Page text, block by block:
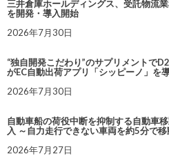
三井倉庫ホールディングス、受託物流
を開発・導入開始
2026年7月30日
“独自開発こだわり”のサプリメントで
がEC自動出荷アプリ「シッピーノ」を
2026年7月30日
自動車船の荷役中断を抑制する自動車
入 ～自力走行できない車両を約5分で移
2026年7月27日